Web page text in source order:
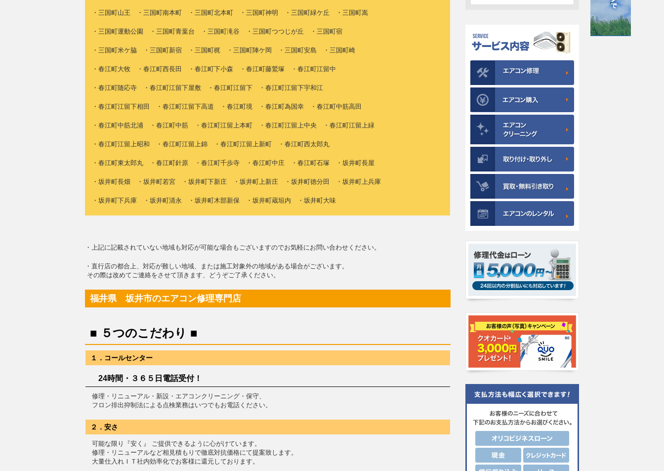
・三国町山王 ・三国町南本町 ・三国町北本町 ・三国町神明 ・三国町緑ケ丘 ・三国町嵩
・三国町運動公園 ・三国町青葉台 ・三国町滝谷 ・三国町つつじが丘 ・三国町宿
・三国町米ケ脇 ・三国町新宿 ・三国町梶 ・三国町陣ケ岡 ・三国町安島 ・三国町崎
・春江町大牧 ・春江町西長田 ・春江町下小森 ・春江町藤鷲塚 ・春江町江留中
・春江町随応寺 ・春江町江留下屋敷 ・春江町江留下 ・春江町江留下宇和江
・春江町江留下相田 ・春江町江留下高道 ・春江町境 ・春江町為国幸 ・春江町中筋高田
・春江町中筋北浦 ・春江町中筋 ・春江町江留上本町 ・春江町江留上中央 ・春江町江留上緑
・春江町江留上昭和 ・春江町江留上錦 ・春江町江留上新町 ・春江町西太郎丸
・春江町東太郎丸 ・春江町針原 ・春江町千歩寺 ・春江町中庄 ・春江町石塚 ・坂井町長屋
・坂井町長畑 ・坂井町若宮 ・坂井町下新庄 ・坂井町上新庄 ・坂井町徳分田 ・坂井町上兵庫
・坂井町下兵庫 ・坂井町清永 ・坂井町木部新保 ・坂井町蔵垣内 ・坂井町大味
・上記に記載されていない地域も対応が可能な場合もございますのでお気軽にお問い合わせください。
・直行店の都合上、対応が難しい地域、または施工対象外の地域がある場合がございます。
その際は改めてご連絡をさせて頂きます、どうぞご了承ください。
福井県 坂井市のエアコン修理専門店
■ ５つのこだわり ■
１．コールセンター
24時間・３６５日電話受付！
修理・リニューアル・新設・エアコンクリーニング・保守、
フロン排出抑制法による点検業務はいつでもお電話ください。
２．安さ
可能な限り『安く』 ご提供できるように心がけています。
修理・リニューアルなど相見積もりで徹底対抗価格にて提案致します。
大量仕入れＩＴ社内効率化でお客様に還元しております。